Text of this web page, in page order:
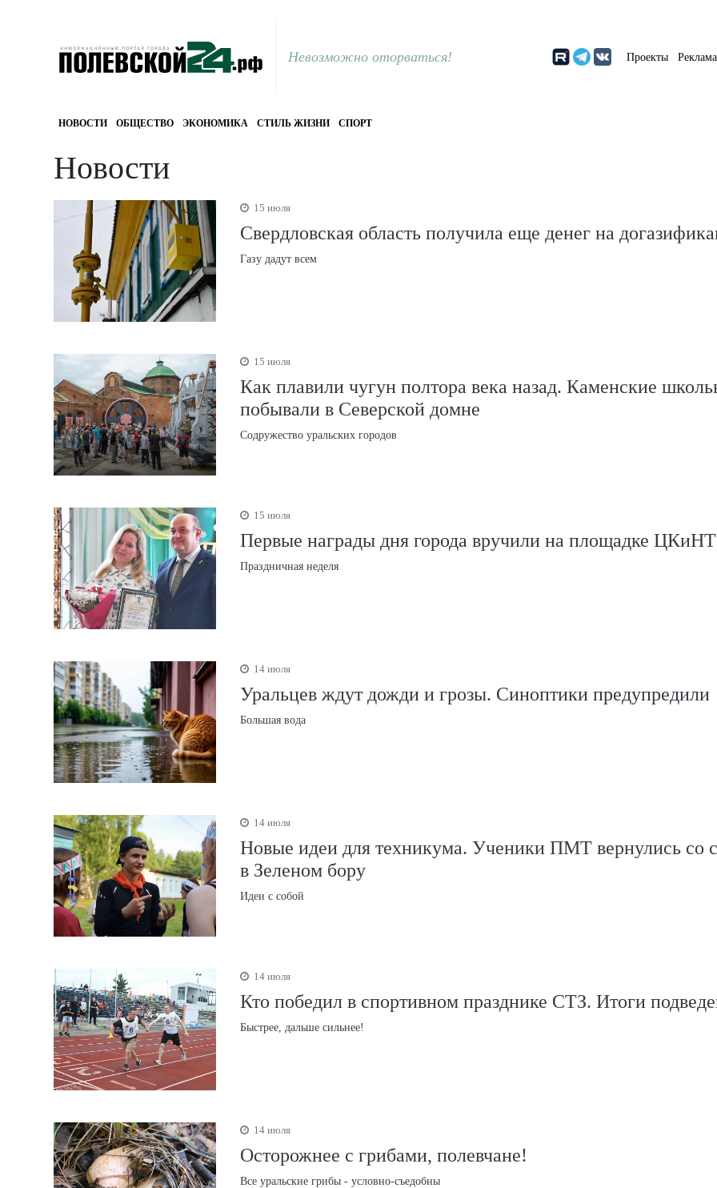
Невозможно оторваться! Проекты Реклама
НОВОСТИ ОБЩЕСТВО ЭКОНОМИКА СТИЛЬ ЖИЗНИ СПОРТ
Новости
15 июля
Свердловская область получила еще денег на
Газу дадут всем
15 июля
Как плавили чугун полтора века назад. Каменские
побывали в Северской домне
Содружество уральских городов
15 июля
Первые награды дня города вручили на площадке ЦКиНТ
Праздничная неделя
14 июля
Уральцев ждут дожди и грозы. Синоптики предупредили
Большая вода
14 июля
Новые идеи для техникума. Ученики ПМТ вернулись со
в Зеленом бору
Идеи с собой
14 июля
Кто победил в спортивном празднике СТЗ. Итоги
Быстрее, дальше сильнее!
14 июля
Осторожнее с грибами, полевчане!
Все уральские грибы - условно-съедобны